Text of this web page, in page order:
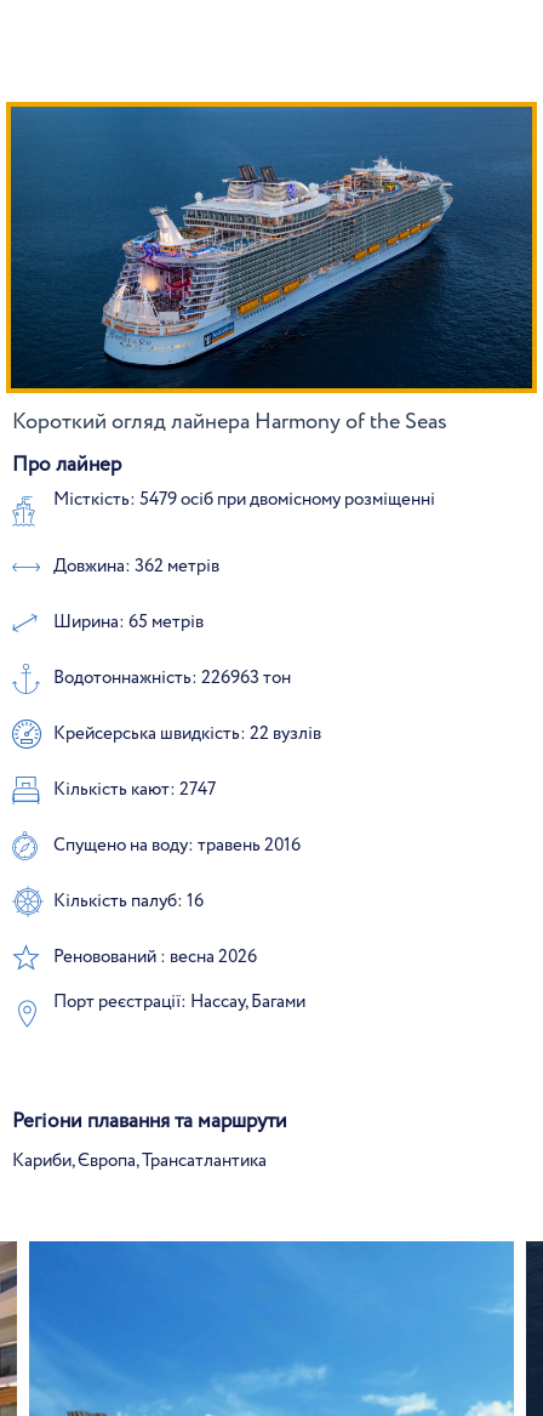
Короткий огляд лайнера Harmony of the Seas
Про лайнер
Місткість: 5479 осіб при двомісному розміщенні
Довжина: 362 метрів
Ширина: 65 метрів
Водотоннажність: 226963 тон
Крейсерська швидкість: 22 вузлів
Кількість кают: 2747
Спущено на воду: травень 2016
Кількість палуб: 16
Реновований : весна 2026
Порт реєстрації: Нассау, Багами
Регіони плавання та маршрути
Кариби, Європа, Трансатлантика